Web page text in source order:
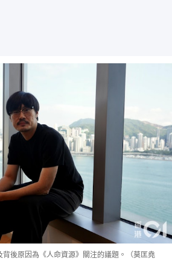
背後原因為《人命資源》關注的議題。（莫匡堯